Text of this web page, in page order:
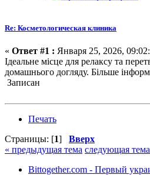
Re: Косметологическая клиника
« Ответ #1 : Января 25, 2026,
Ідеальне місце для релаксу та
домашнього догляду. Більше
Записан
Печать
Страницы: [1] Вверх
« предыдущая тема следующая
Bittogether.com - Первый